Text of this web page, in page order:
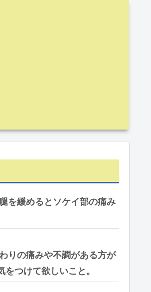
を緩めるとソケイ部の痛み
りの痛みや不調がある方が
をつけて欲しいこと。